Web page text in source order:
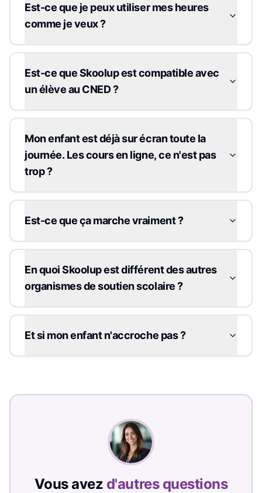
Est-ce que je peux utiliser mes heures
comme je veux ?
Est-ce que Skoolup est compatible avec
un élève au CNED ?
Mon enfant est déjà sur écran toute la
journée. Les cours en ligne, ce n'est pas
trop ?
Est-ce que ça marche vraiment ?
En quoi Skoolup est différent des autres
organismes de soutien scolaire ?
Et si mon enfant n'accroche pas ?
Vous avez d'autres questions